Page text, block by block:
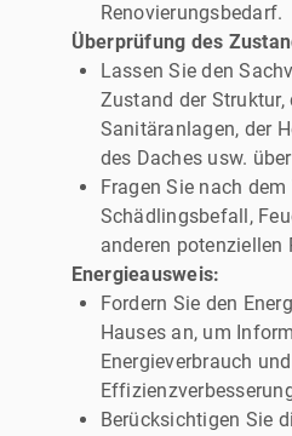
Renovierungsbedarf.
Überprüfung des
Lassen Sie den
Zustand der Struktur,
Sanitäranlagen, der
des Daches usw.
Fragen Sie nach
Schädlingsbefall,
anderen potenziellen
Energieausweis:
Fordern Sie den
Hauses an, um
Energieverbrauch
Berücksichtigen Sie